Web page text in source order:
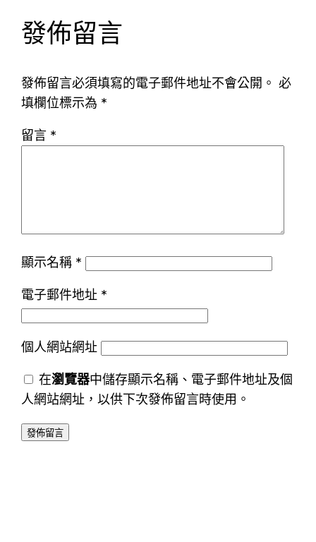
發佈留言
發佈留言必須填寫的電子郵件地址不會公開。 必
填欄位標示為 *
留言 *
顯示名稱 *
電子郵件地址 *
個人網站網址
在瀏覽器中儲存顯示名稱、電子郵件地址及個
人網站網址，以供下次發佈留言時使用。